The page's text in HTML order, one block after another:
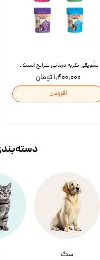
تشویقی گربه درمانی کرانچ اسنکی با طعم میکس Snacky Crunch Cat Treats وزن 60 گرم بسته 4 عددی
۱,۴۰۰,۰۰۰ تومان
افزودن
سگ